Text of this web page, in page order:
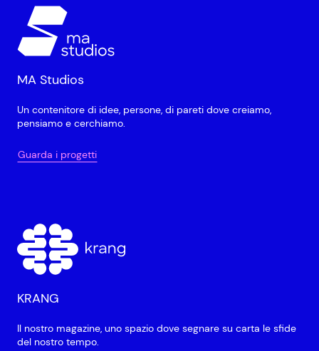
MA Studios
Un contenitore di idee, persone, di pareti dove creiamo,
pensiamo e cerchiamo.
Guarda i progetti
KRANG
Il nostro magazine, uno spazio dove segnare su carta le sfide
del nostro tempo.